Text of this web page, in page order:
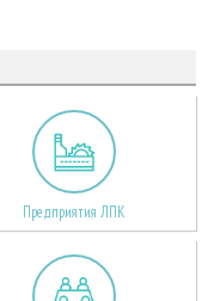
Предприятия ЛПК